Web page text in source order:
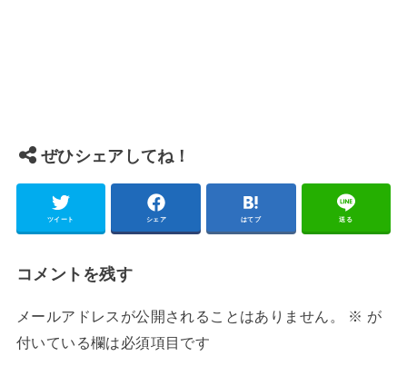
ぜひシェアしてね！
ツイート シェア はてブ 送る
コメントを残す
メールアドレスが公開されることはありません。 ※ が
付いている欄は必須項目です